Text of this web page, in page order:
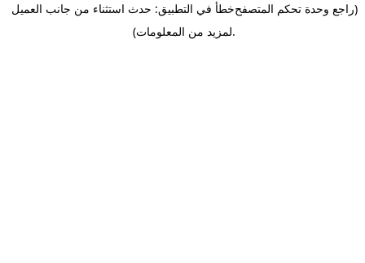
خطأ في التطبيق: حدث استثناء من جانب العميل(راجع وحدة تحكم المتصفح
لمزيد من المعلومات).